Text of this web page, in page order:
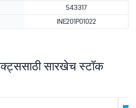
543317
INE201P01022
सारखेच स्टॉक